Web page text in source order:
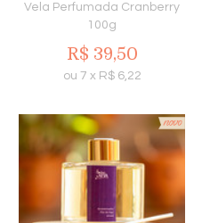
Vela Perfumada Cranberry
100g
R$ 39,50
ou 7 x R$ 6,22